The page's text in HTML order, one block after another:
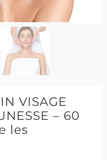
VISAGE
– 60
les